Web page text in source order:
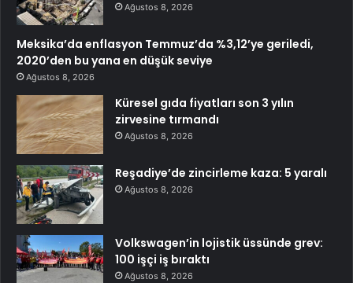
Ağustos 8, 2026
Meksika’da enflasyon Temmuz’da %3,12’ye geriledi,
2020’den bu yana en düşük seviye
Ağustos 8, 2026
Küresel gıda fiyatları son 3 yılın
zirvesine tırmandı
Ağustos 8, 2026
Reşadiye’de zincirleme kaza: 5 yaralı
Ağustos 8, 2026
Volkswagen’in lojistik üssünde grev:
100 işçi iş bıraktı
Ağustos 8, 2026